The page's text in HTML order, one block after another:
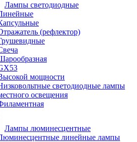
Лампы светодиодные
(рефлектор)
мощности
светодиодные лампы
освещения
Лампы люминесцентные
линейные лампы